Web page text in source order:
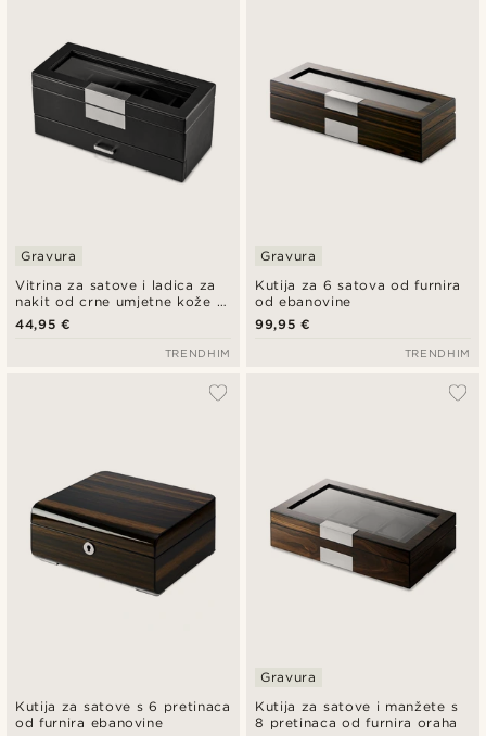
Najviša cijena
Vitrina za satove i ladica za
nakit od crne umjetne kože s
5 utora
Gravura
44,95 €
TRENDHIM
Kutija za 6 satova od furnira
od ebanovine
Gravura
99,95 €
TRENDHIM
Kutija za satove s 6 pretinaca
od furnira ebanovine
Kutija za satove i manžete s
8 pretinaca od furnira oraha
Gravura